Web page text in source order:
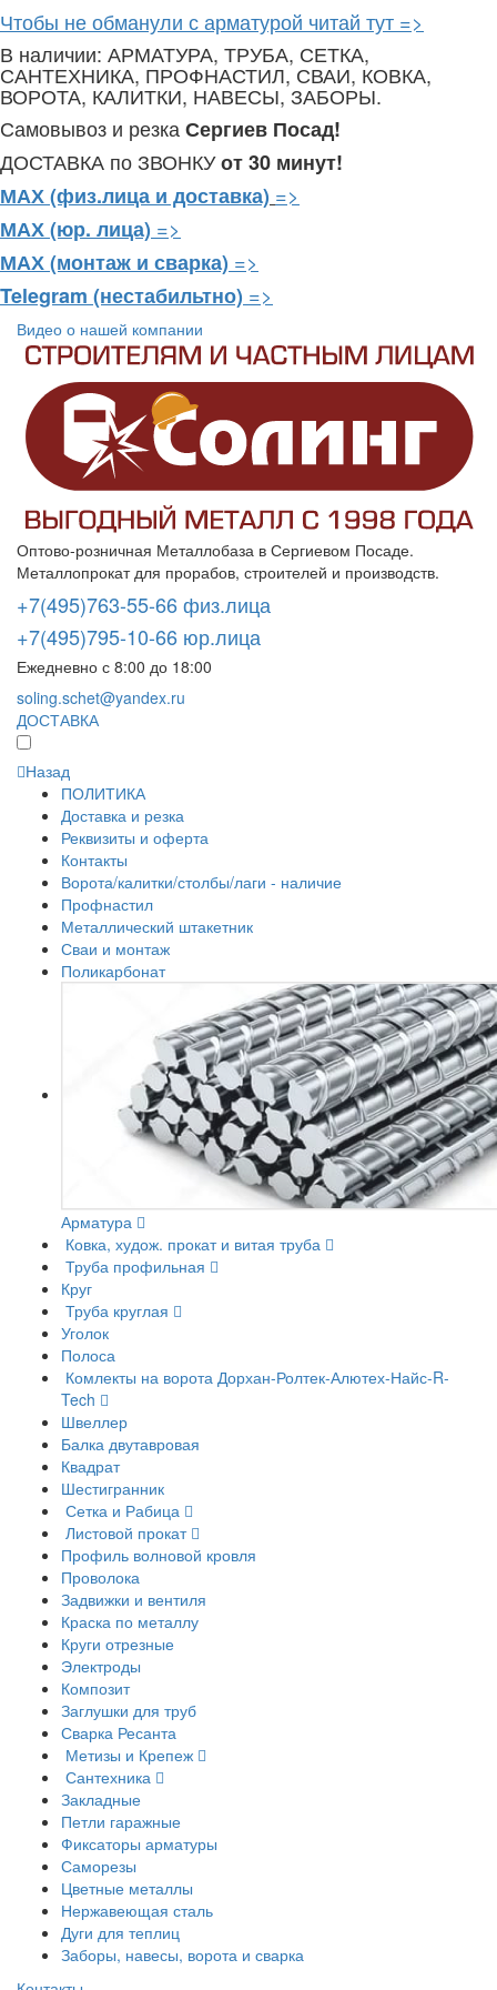
Чтобы не обманули с арматурой читай тут =>
В наличии: АРМАТУРА, ТРУБА, СЕТКА,
САНТЕХНИКА, ПРОФНАСТИЛ, СВАИ, КОВКА,
ВОРОТА, КАЛИТКИ, НАВЕСЫ, ЗАБОРЫ.
Самовывоз и резка Сергиев Посад!
ДОСТАВКА по ЗВОНКУот 30 минут!
МАХ (физ.лица и доставка) =>
МАХ (юр. лица) =>
МАХ (монтаж и сварка) =>
Telegram (нестабильтно) =>
Видео о нашей компании
Оптово-розничная Металлобаза в Сергиевом Посаде.
Металлопрокат для прорабов, строителей и производств.
+7(495)763-55-66 физ.лица
+7(495)795-10-66 юр.лица
Ежедневно с 8:00 до 18:00
soling.schet@yandex.ru
ДОСТАВКА
Назад
ПОЛИТИКА
Доставка и резка
Реквизиты и оферта
Контакты
Ворота/калитки/столбы/лаги - наличие
Профнастил
Металлический штакетник
Сваи и монтаж
Поликарбонат
Арматура
Ковка, худож. прокат и витая труба
Труба профильная
Круг
Труба круглая
Уголок
Полоса
Комлекты на ворота Дорхан-Ролтек-Алютех-Найс-R-
Tech
Швеллер
Балка двутавровая
Квадрат
Шестигранник
Сетка и Рабица
Листовой прокат
Профиль волновой кровля
Проволока
Задвижки и вентиля
Краска по металлу
Круги отрезные
Электроды
Композит
Заглушки для труб
Сварка Ресанта
Метизы и Крепеж
Сантехника
Закладные
Петли гаражные
Фиксаторы арматуры
Саморезы
Цветные металлы
Нержавеющая сталь
Дуги для теплиц
Заборы, навесы, ворота и сварка